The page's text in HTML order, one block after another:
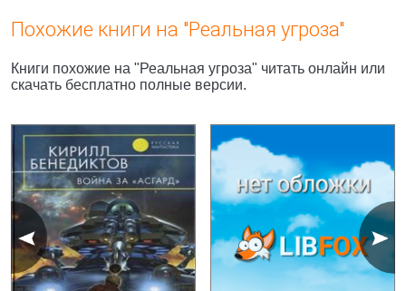
Похожие книги на "Реальная угроза"
Книги похожие на "Реальная угроза" читать онлайн или
скачать бесплатно полные версии.